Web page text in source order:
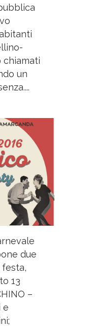
chiamati
un
due
13
–
e